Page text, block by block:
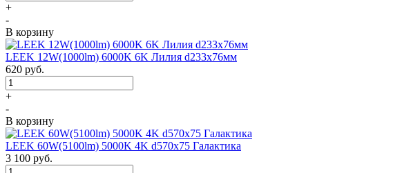
+
-
В корзину
LEEK 12W(1000lm) 6000K 6K Лилия d233x76мм
620 руб.
+
-
В корзину
LEEK 60W(5100lm) 5000K 4K d570x75 Галактика
3 100 руб.